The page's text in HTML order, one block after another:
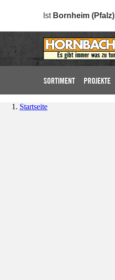
Ist Bornheim (Pfalz)
SORTIMENT PROJEKTE
Startseite